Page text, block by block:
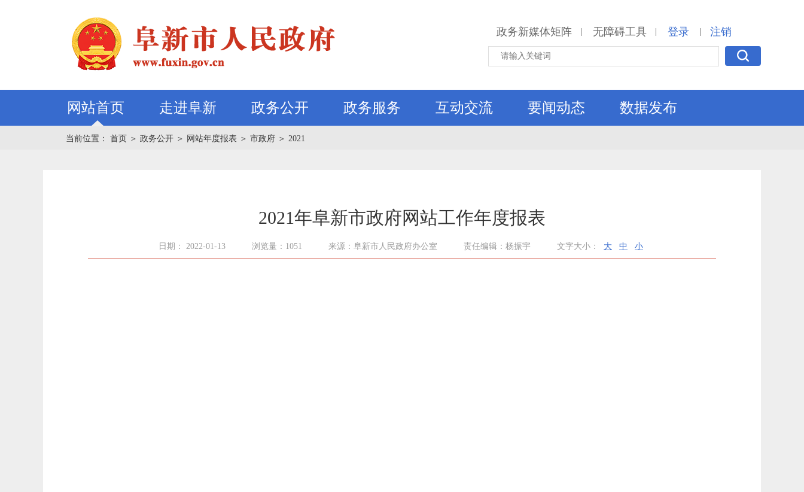
政务新媒体矩阵 | 无障碍工具 | 登录 | 注销
网站首页 走进阜新 政务公开 政务服务 互动交流 要闻动态 数据发布
当前位置： 首页 ＞ 政务公开 ＞ 网站年度报表 ＞ 市政府 ＞ 2021
2021年阜新市政府网站工作年度报表
日期： 2022-01-13 浏览量：1051 来源：阜新市人民政府办公室 责任编辑：杨振宇 文字大小： 大 中 小